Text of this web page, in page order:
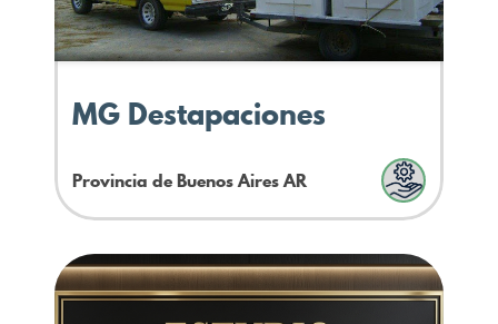
MG Destapaciones
Provincia de Buenos AiresAR